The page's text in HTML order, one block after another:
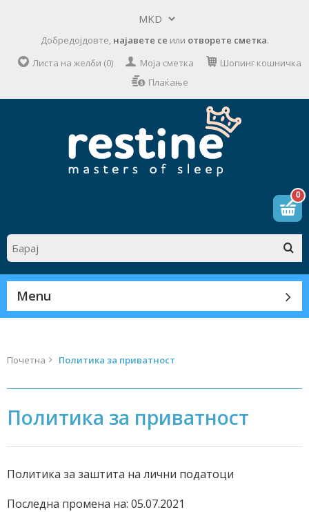
Добредојдовте, најавете се или отворете сметка.
Листа на желби (0)
Моја сметка
Шопинг кошничка
Плаќање
0
Menu
Почетна Политика за приватност
Политика за приватност
Политика за заштита на лични податоци
Последна промена на: 05.07.2021